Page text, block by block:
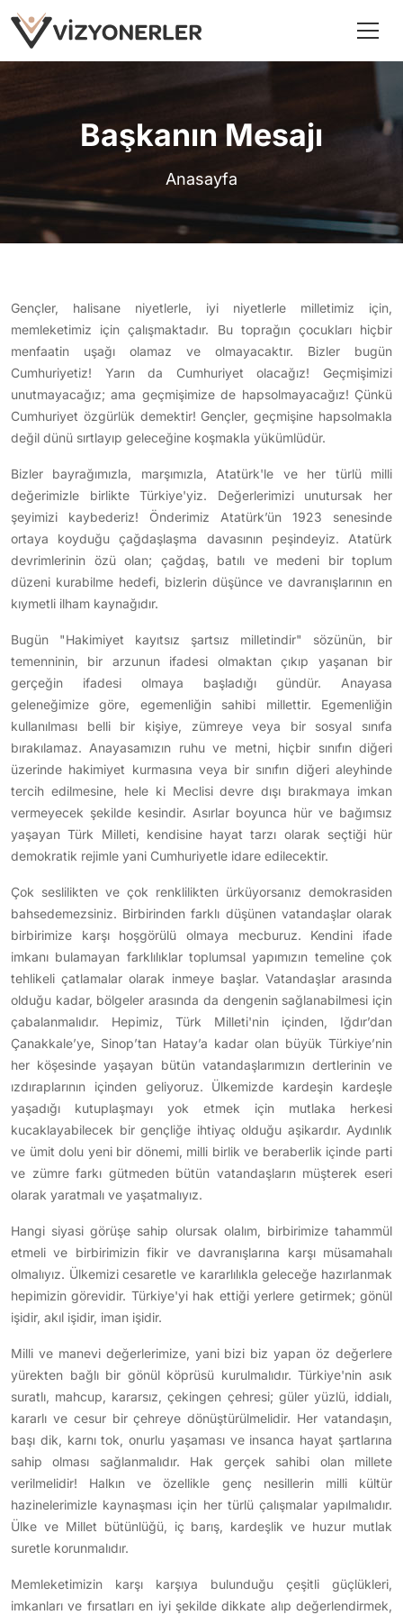
Başkanın Mesajı
Anasayfa
Gençler, halisane niyetlerle, iyi niyetlerle milletimiz için,
memleketimiz için çalışmaktadır. Bu toprağın çocukları hiçbir
menfaatin uşağı olamaz ve olmayacaktır. Bizler bugün
Cumhuriyetiz! Yarın da Cumhuriyet olacağız! Geçmişimizi
unutmayacağız; ama geçmişimize de hapsolmayacağız! Çünkü
Cumhuriyet özgürlük demektir! Gençler, geçmişine hapsolmakla
değil dünü sırtlayıp geleceğine koşmakla yükümlüdür.
Bizler bayrağımızla, marşımızla, Atatürk'le ve her türlü milli
değerimizle birlikte Türkiye'yiz. Değerlerimizi unutursak her
şeyimizi kaybederiz! Önderimiz Atatürk’ün 1923 senesinde
ortaya koyduğu çağdaşlaşma davasının peşindeyiz. Atatürk
devrimlerinin özü olan; çağdaş, batılı ve medeni bir toplum
düzeni kurabilme hedefi, bizlerin düşünce ve davranışlarının en
kıymetli ilham kaynağıdır.
Bugün "Hakimiyet kayıtsız şartsız milletindir" sözünün, bir
temenninin, bir arzunun ifadesi olmaktan çıkıp yaşanan bir
gerçeğin ifadesi olmaya başladığı gündür. Anayasa
geleneğimize göre, egemenliğin sahibi millettir. Egemenliğin
kullanılması belli bir kişiye, zümreye veya bir sosyal sınıfa
bırakılamaz. Anayasamızın ruhu ve metni, hiçbir sınıfın diğeri
üzerinde hakimiyet kurmasına veya bir sınıfın diğeri aleyhinde
tercih edilmesine, hele ki Meclisi devre dışı bırakmaya imkan
vermeyecek şekilde kesindir. Asırlar boyunca hür ve bağımsız
yaşayan Türk Milleti, kendisine hayat tarzı olarak seçtiği hür
demokratik rejimle yani Cumhuriyetle idare edilecektir.
Çok seslilikten ve çok renklilikten ürküyorsanız demokrasiden
bahsedemezsiniz. Birbirinden farklı düşünen vatandaşlar olarak
birbirimize karşı hoşgörülü olmaya mecburuz. Kendini ifade
imkanı bulamayan farklılıklar toplumsal yapımızın temeline çok
tehlikeli çatlamalar olarak inmeye başlar. Vatandaşlar arasında
olduğu kadar, bölgeler arasında da dengenin sağlanabilmesi için
çabalanmalıdır. Hepimiz, Türk Milleti'nin içinden, Iğdır’dan
Çanakkale’ye, Sinop’tan Hatay’a kadar olan büyük Türkiye’nin
her köşesinde yaşayan bütün vatandaşlarımızın dertlerinin ve
ızdıraplarının içinden geliyoruz. Ülkemizde kardeşin kardeşle
yaşadığı kutuplaşmayı yok etmek için mutlaka herkesi
kucaklayabilecek bir gençliğe ihtiyaç olduğu aşikardır. Aydınlık
ve ümit dolu yeni bir dönemi, milli birlik ve beraberlik içinde parti
ve zümre farkı gütmeden bütün vatandaşların müşterek eseri
olarak yaratmalı ve yaşatmalıyız.
Hangi siyasi görüşe sahip olursak olalım, birbirimize tahammül
etmeli ve birbirimizin fikir ve davranışlarına karşı müsamahalı
olmalıyız. Ülkemizi cesaretle ve kararlılıkla geleceğe hazırlanmak
hepimizin görevidir. Türkiye'yi hak ettiği yerlere getirmek; gönül
işidir, akıl işidir, iman işidir.
Milli ve manevi değerlerimize, yani bizi biz yapan öz değerlere
yürekten bağlı bir gönül köprüsü kurulmalıdır. Türkiye'nin asık
suratlı, mahcup, kararsız, çekingen çehresi; güler yüzlü, iddialı,
kararlı ve cesur bir çehreye dönüştürülmelidir. Her vatandaşın,
başı dik, karnı tok, onurlu yaşaması ve insanca hayat şartlarına
sahip olması sağlanmalıdır. Hak gerçek sahibi olan millete
verilmelidir! Halkın ve özellikle genç nesillerin milli kültür
hazinelerimizle kaynaşması için her türlü çalışmalar yapılmalıdır.
Ülke ve Millet bütünlüğü, iç barış, kardeşlik ve huzur mutlak
suretle korunmalıdır.
Memleketimizin karşı karşıya bulunduğu çeşitli güçlükleri,
imkanları ve fırsatları en iyi şekilde dikkate alıp değerlendirmek,